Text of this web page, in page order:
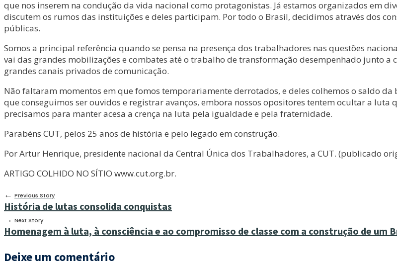
que nos inserem na condução da vida nacional como protagonistas. Já estamos organizados em
discutem os rumos das instituições e deles participam. Por todo o Brasil, decidimos através dos
públicas.
Somos a principal referência quando se pensa na presença dos trabalhadores nas questões
vai das grandes mobilizações e combates até o trabalho de transformação desempenhado junto
grandes canais privados de comunicação.
Não faltaram momentos em que fomos temporariamente derrotados, e deles colhemos o saldo
que conseguimos ser ouvidos e registrar avanços, embora nossos opositores tentem ocultar a
precisamos para manter acesa a crença na luta pela igualdade e pela fraternidade.
Parabéns CUT, pelos 25 anos de história e pelo legado em construção.
Por Artur Henrique, presidente nacional da Central Única dos Trabalhadores, a CUT. (publicado
ARTIGO COLHIDO NO SÍTIO www.cut.org.br.
← Previous Story
História de lutas consolida conquistas
→ Next Story
Homenagem à luta, à consciência e ao compromisso de classe com a construção de um
Deixe um comentário